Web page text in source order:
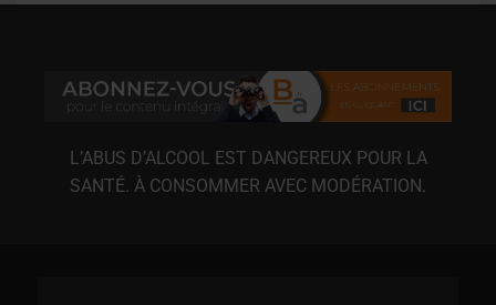
L’ABUS D’ALCOOL EST DANGEREUX POUR LA
SANTÉ. À CONSOMMER AVEC MODÉRATION.